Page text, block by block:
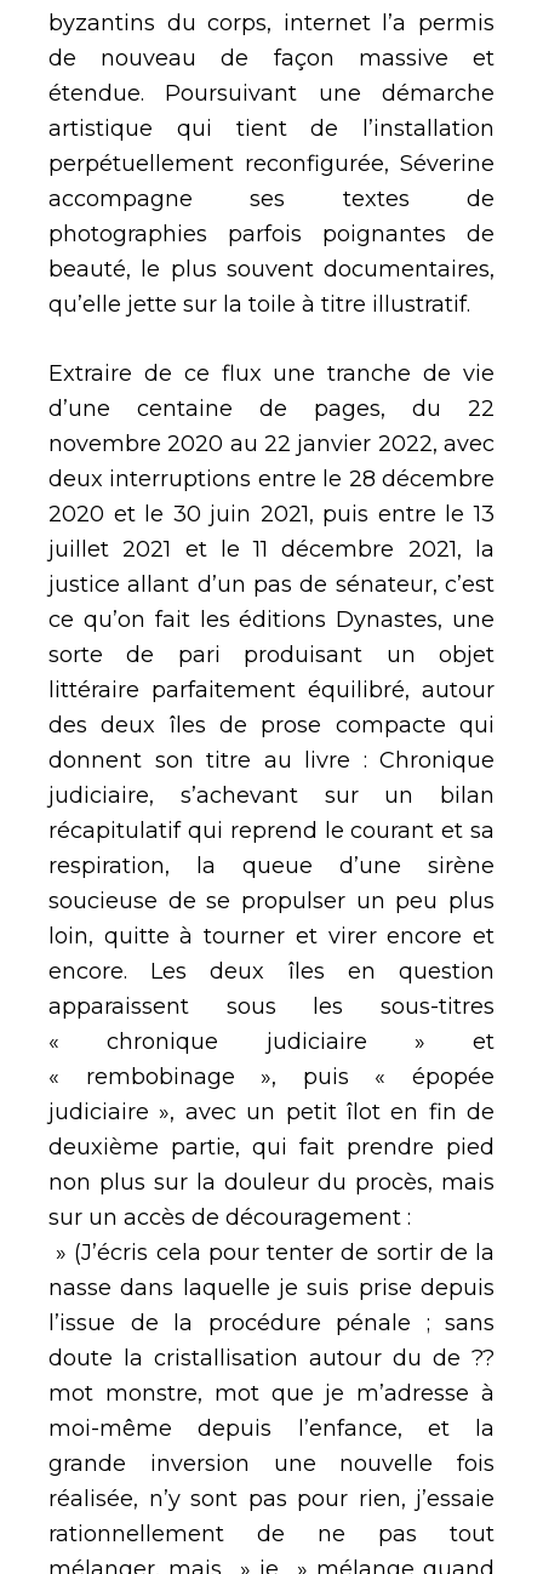
byzantins du corps, internet l’a permis
de nouveau de façon massive et
étendue. Poursuivant une démarche
artistique qui tient de l’installation
perpétuellement reconfigurée, Séverine
accompagne ses textes de
photographies parfois poignantes de
beauté, le plus souvent documentaires,
qu’elle jette sur la toile à titre illustratif.
Extraire de ce flux une tranche de vie
d’une centaine de pages, du 22
novembre 2020 au 22 janvier 2022, avec
deux interruptions entre le 28 décembre
2020 et le 30 juin 2021, puis entre le 13
juillet 2021 et le 11 décembre 2021, la
justice allant d’un pas de sénateur, c’est
ce qu’on fait les éditions Dynastes, une
sorte de pari produisant un objet
littéraire parfaitement équilibré, autour
des deux îles de prose compacte qui
donnent son titre au livre : Chronique
judiciaire, s’achevant sur un bilan
récapitulatif qui reprend le courant et sa
respiration, la queue d’une sirène
soucieuse de se propulser un peu plus
loin, quitte à tourner et virer encore et
encore. Les deux îles en question
apparaissent sous les sous-titres
« chronique judiciaire » et
« rembobinage », puis « épopée
judiciaire », avec un petit îlot en fin de
deuxième partie, qui fait prendre pied
non plus sur la douleur du procès, mais
sur un accès de découragement :
» (J’écris cela pour tenter de sortir de la
nasse dans laquelle je suis prise depuis
l’issue de la procédure pénale ; sans
doute la cristallisation autour du de ??
mot monstre, mot que je m’adresse à
moi-même depuis l’enfance, et la
grande inversion une nouvelle fois
réalisée, n’y sont pas pour rien, j’essaie
rationnellement de ne pas tout
mélanger, mais » je » mélange quand